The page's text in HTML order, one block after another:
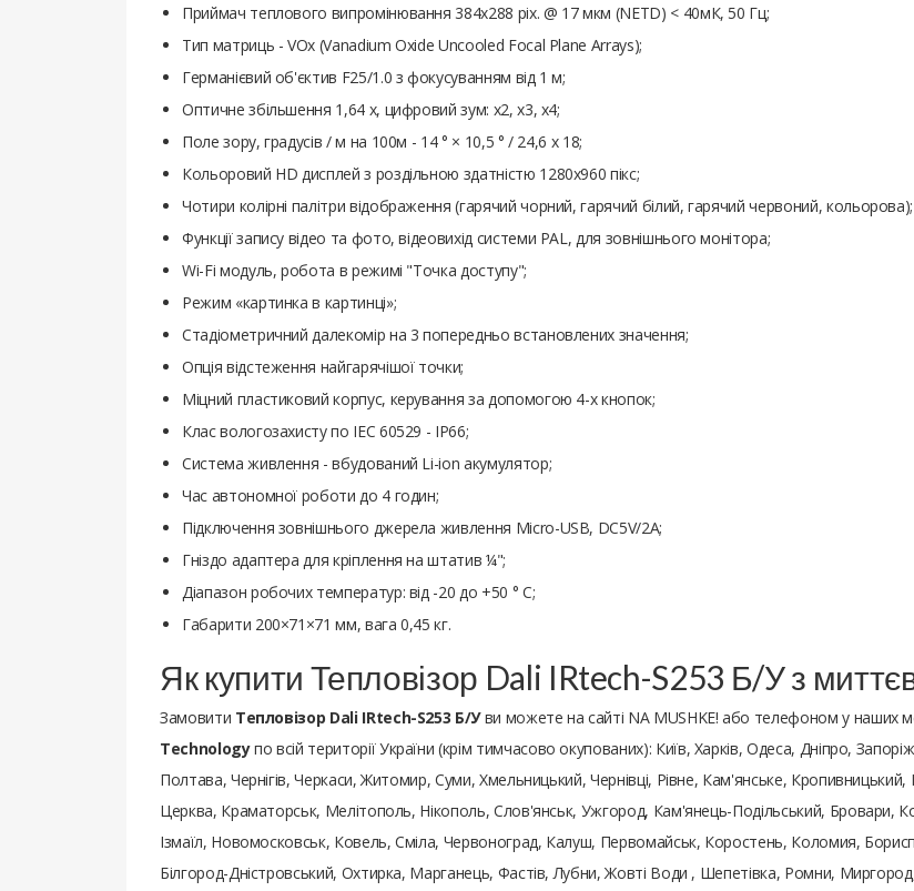
Приймач теплового випромінювання 384x288 pix. @ 17 мкм (NETD) < 40мК, 50 Гц;
Тип матриць - VOx (Vanadium Oxide Uncooled Focal Plane Arrays);
Германієвий об'єктив F25/1.0 з фокусуванням від 1 м;
Оптичне збільшення 1,64 х, цифровий зум: x2, x3, x4;
Поле зору, градусів / м на 100м - 14 ° × 10,5 ° / 24,6 x 18;
Кольоровий HD дисплей з роздільною здатністю 1280x960 пікс;
Чотири колірні палітри відображення (гарячий чорний, гарячий білий, гарячий червоний, кольорова);
Функції запису відео та фото, відеовихід системи PAL, для зовнішнього монітора;
Wi-Fi модуль, робота в режимі "Точка доступу";
Режим «картинка в картинці»;
Стадіометричний далекомір на 3 попередньо встановлених значення;
Опція відстеження найгарячішої точки;
Міцний пластиковий корпус, керування за допомогою 4-х кнопок;
Клас вологозахисту по IEC 60529 - IP66;
Система живлення - вбудований Li-ion акумулятор;
Час автономної роботи до 4 годин;
Підключення зовнішнього джерела живлення Micro-USB, DC5V/2A;
Гніздо адаптера для кріплення на штатив ¼";
Діапазон робочих температур: від -20 до +50 ° С;
Габарити 200×71×71 мм, вага 0,45 кг.
Як купити Тепловізор Dali IRtech-S253 Б/У з
Замовити Тепловізор Dali IRtech-S253 Б/Уви можете на сайті NA MUSHKE! або телефоном у наших
Technologyпо всій території України (крім тимчасово окупованих): Київ, Харків, Одеса, Дніпро,
Полтава, Чернігів, Черкаси, Житомир, Суми, Хмельницький, Чернівці, Рівне, Кам'янське, Кропивницький,
Церква, Краматорськ, Мелітополь, Нікополь, Слов'янськ, Ужгород, Кам'янець-Подільський, Бровари,
Ізмаїл, Новомосковськ, Ковель, Сміла, Червоноград, Калуш, Первомайськ, Коростень, Коломия,
Білгород-Дністровський, Охтирка, Марганець, Фастів, Лубни, Жовті Води , Шепетівка, Ромни,